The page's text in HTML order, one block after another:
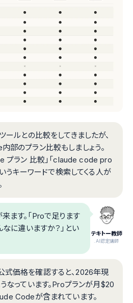
ールとの比較をしてきましたが、
部のプラン比較もしましょう。
プラン 比較」「claude code pro
うキーワードで検索してくる人が
テキトー教師
.AI認定講師
ます。「Proで足ります
なに違いますか？」とい
価格を確認すると、2026年現
なっています。Proプランが月$20
Codeが含まれています。